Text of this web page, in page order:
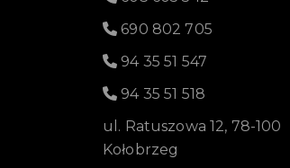
690 802 705
94 35 51 547
94 35 51 518
ul. Ratuszowa 12, 78-100
Kołobrzeg